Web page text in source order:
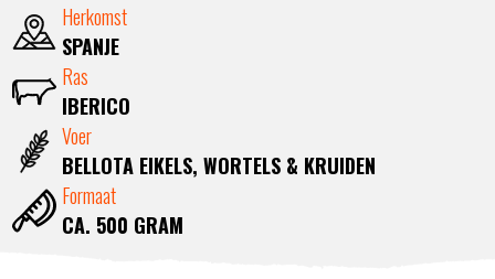
Herkomst
SPANJE
Ras
IBERICO
Voer
BELLOTA EIKELS, WORTELS & KRUIDEN
Formaat
CA. 500 GRAM